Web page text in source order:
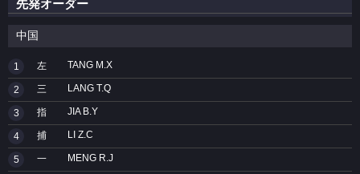
先発オーダー
中国
1 左 TANG M.X
2 三 LANG T.Q
3 指 JIA B.Y
4 捕 LI Z.C
5 一 MENG R.J